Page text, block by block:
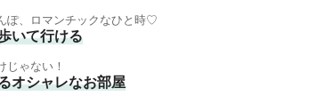
ぽ、ロマンチックなひと時♡
いて行ける
じゃない！
オシャレなお部屋